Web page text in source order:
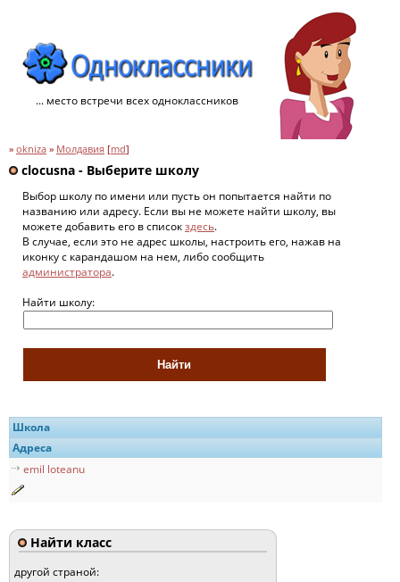
... место встречи всех одноклассников
» okniza » Молдавия [md]
clocusna - Выберите школу
Выбор школу по имени или пусть он попытается найти по
названию или адресу. Если вы не можете найти школу, вы
можете добавить его в списокздесь.
В случае, если это не адрес школы, настроить его, нажав на
иконку с карандашом на нем, либо сообщить
администратора.
Найти школу:
Школа
Адреса
emil loteanu
Найти класс
другой страной: